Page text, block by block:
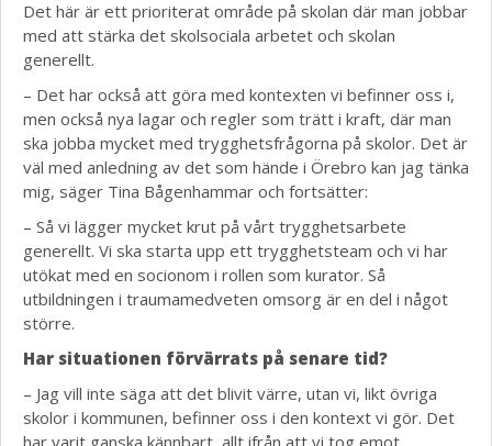
Det här är ett prioriterat område på skolan där man jobbar
med att stärka det skolsociala arbetet och skolan
generellt.
– Det har också att göra med kontexten vi befinner oss i,
men också nya lagar och regler som trätt i kraft, där man
ska jobba mycket med trygghetsfrågorna på skolor. Det är
väl med anledning av det som hände i Örebro kan jag tänka
mig, säger Tina Bågenhammar och fortsätter:
– Så vi lägger mycket krut på vårt trygghetsarbete
generellt. Vi ska starta upp ett trygghetsteam och vi har
utökat med en socionom i rollen som kurator. Så
utbildningen i traumamedveten omsorg är en del i något
större.
Har situationen förvärrats på senare tid?
– Jag vill inte säga att det blivit värre, utan vi, likt övriga
skolor i kommunen, befinner oss i den kontext vi gör. Det
har varit ganska kännbart, allt ifrån att vi tog emot